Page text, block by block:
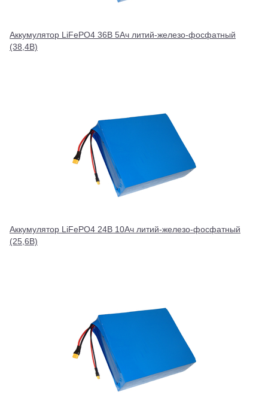
Аккумулятор LiFePO4 36В 5Ач литий-железо-фосфатный
(38,4В)
Аккумулятор LiFePO4 24В 10Ач литий-железо-фосфатный
(25,6В)